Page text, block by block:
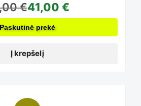
€41,00 €
Paskutinė prekė
Į krepšelį